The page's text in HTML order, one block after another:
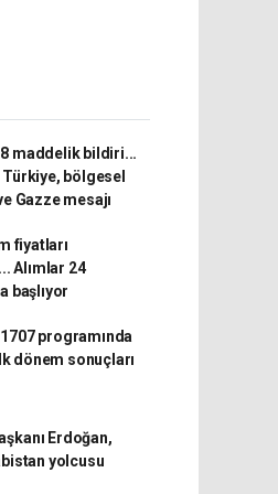
8 maddelik bildiri...
bölgesel
Gazze mesajı
fiyatları
Alımlar 24
başlıyor
programında
dönem sonuçları
Erdoğan,
yolcusu